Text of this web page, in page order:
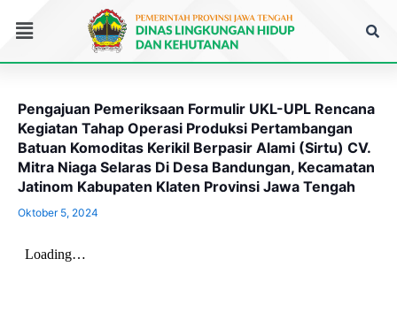
Menu
Pengajuan Pemeriksaan Formulir UKL-UPL Rencana
Kegiatan Tahap Operasi Produksi Pertambangan
Batuan Komoditas Kerikil Berpasir Alami (Sirtu) CV.
Mitra Niaga Selaras Di Desa Bandungan, Kecamatan
Jatinom Kabupaten Klaten Provinsi Jawa Tengah
Oktober 5, 2024